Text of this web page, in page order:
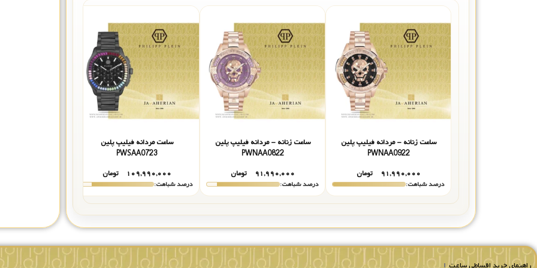
ساعت زنانه - مردانه فیلیپ پلین
PWNAA0922
۹۱,۹۹۰,۰۰۰
تومان
درصد شباهت:
ساعت زنانه - مردانه فیلیپ پلین
PWNAA0822
۹۱,۹۹۰,۰۰۰
تومان
درصد شباهت:
ساعت مردانه فیلیپ پلین
PWSAA0723
۱۰۹,۹۹۰,۰۰۰
تومان
درصد شباهت:
راهنمای خرید اقساطی ساعت